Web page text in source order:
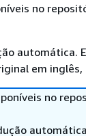
no
automática.
em
no